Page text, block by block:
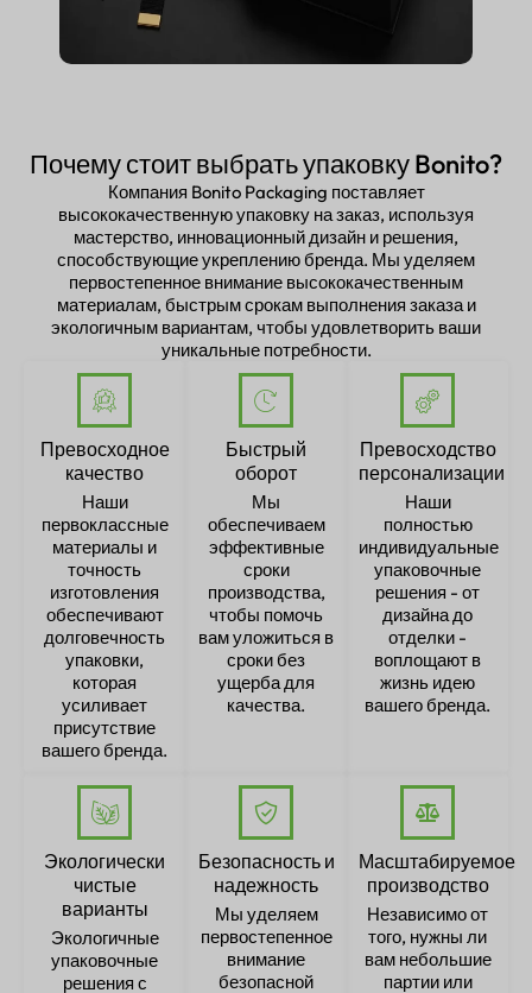
Почему стоит выбрать упаковку Bonito?
Компания Bonito Packaging поставляет
высококачественную упаковку на заказ, используя
мастерство, инновационный дизайн и решения,
способствующие укреплению бренда. Мы уделяем
первостепенное внимание высококачественным
материалам, быстрым срокам выполнения заказа и
экологичным вариантам, чтобы удовлетворить ваши
уникальные потребности.
Превосходное
качество
Наши
первоклассные
материалы и
точность
изготовления
обеспечивают
долговечность
упаковки,
которая
усиливает
присутствие
вашего бренда.
Быстрый
оборот
Мы
обеспечиваем
эффективные
сроки
производства,
чтобы помочь
вам уложиться в
сроки без
ущерба для
качества.
Превосходство
персонализации
Наши
полностью
индивидуальные
упаковочные
решения - от
дизайна до
отделки -
воплощают в
жизнь идею
вашего бренда.
Экологически
чистые
варианты
Экологичные
упаковочные
решения с
Безопасность и
надежность
Мы уделяем
первостепенное
внимание
безопасной
Масштабируемое
производство
Независимо от
того, нужны ли
вам небольшие
партии или